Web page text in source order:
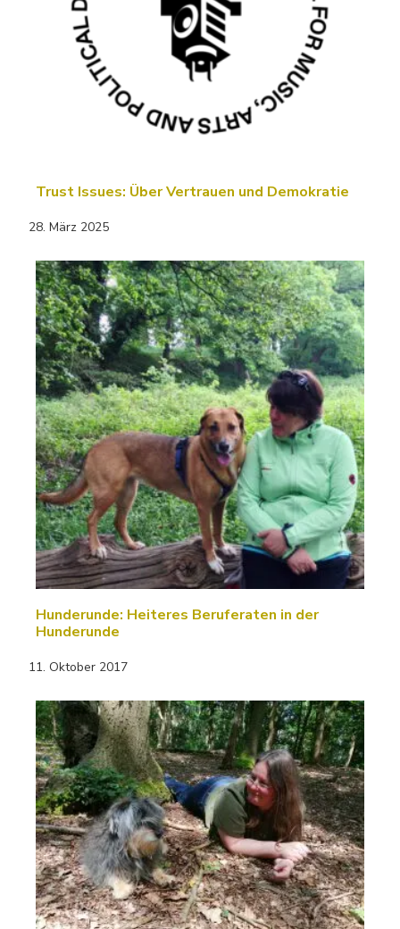
Trust Issues: Über Vertrauen und Demokratie
28. März 2025
Hunderunde: Heiteres Beruferaten in der
Hunderunde
11. Oktober 2017